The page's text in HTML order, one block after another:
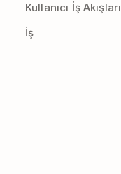
Kullanıcı İş Akışları
İş